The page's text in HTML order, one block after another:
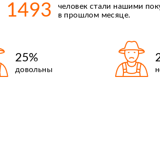
Киргизия
1493
человек стали нашими
в прошлом месяце.
25%
довольны